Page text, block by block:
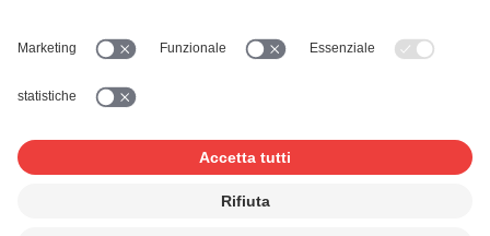
FacebookInstagram YouTube
Blog
© 2026 SUISA